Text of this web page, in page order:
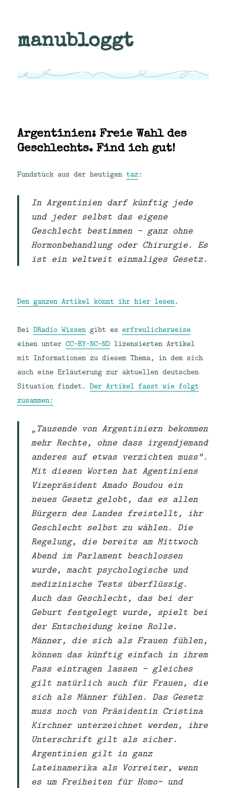
manubloggt
Argentinien: Freie Wahl des
Geschlechts. Find ich gut!
Fundstück aus der heutigentaz:
In Argentinien darf künftig jede
und jeder selbst das eigene
Geschlecht bestimmen – ganz ohne
Hormonbehandlung oder Chirurgie. Es
ist ein weltweit einmaliges Gesetz.
Den ganzen Artikel könnt ihr hier lesen.
BeiDRadio Wissen gibt es erfreulicherweise
einen unterCC-BY-NC-ND lizensierten Artikel
mit Informationen zu diesem Thema, in dem sich
auch eine Erläuterung zur aktuellen deutschen
Situation findet.Der Artikel fasst wie folgt
zusammen:
„Tausende von Argentiniern bekommen
mehr Rechte, ohne dass irgendjemand
anderes auf etwas verzichten muss“.
Mit diesen Worten hat Agentiniens
Vizepräsident Amado Boudou ein
neues Gesetz gelobt, das es allen
Bürgern des Landes freistellt, ihr
Geschlecht selbst zu wählen. Die
Regelung, die bereits am Mittwoch
Abend im Parlament beschlossen
wurde, macht psychologische und
medizinische Tests überflüssig.
Auch das Geschlecht, das bei der
Geburt festgelegt wurde, spielt bei
der Entscheidung keine Rolle.
Männer, die sich als Frauen fühlen,
können das künftig einfach in ihrem
Pass eintragen lassen – gleiches
gilt natürlich auch für Frauen, die
sich als Männer fühlen. Das Gesetz
muss noch von Präsidentin Cristina
Kirchner unterzeichnet werden, ihre
Unterschrift gilt als sicher.
Argentinien gilt in ganz
Lateinamerika als Vorreiter, wenn
es um Freiheiten für Homo- und